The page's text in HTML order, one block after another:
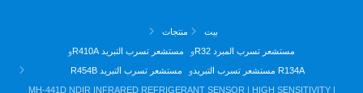
بيت
منتجات
مستشعر تسرب المبرد R32
و مستشعر تسرب التبريد R410A
و
R134A مستشعر تسرب التبريد
و
مستشعر تسرب التبريد R454B
MH-441D NDIR INFRARED REFRIGERANT SENSOR | HIGH SENSITIVITY |